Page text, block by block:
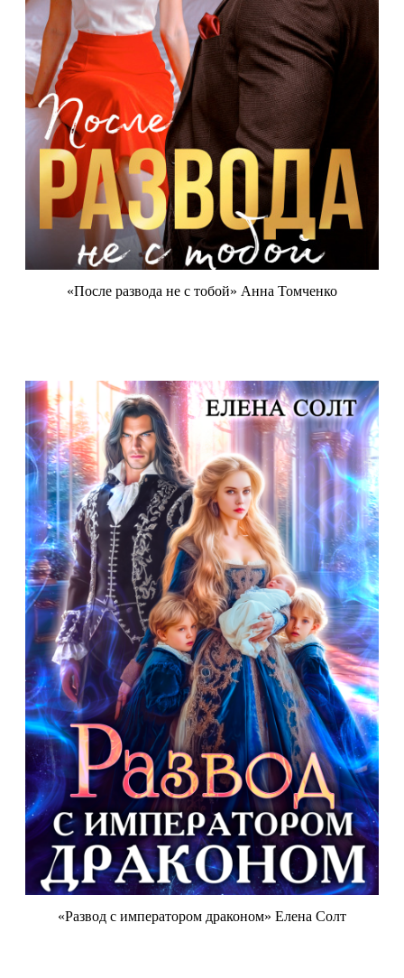
«После развода не с тобой» Анна Томченко
«Развод с императором драконом» Елена Солт